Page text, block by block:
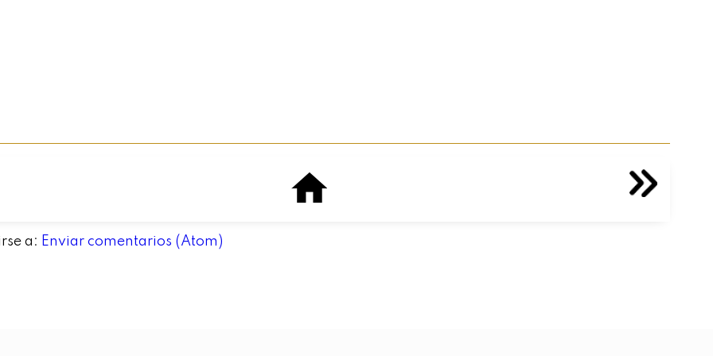
a: Enviar comentarios (Atom)